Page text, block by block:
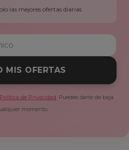
las mejores ofertas diarias
MIS OFERTAS
Política de Privacidad. Puedes darte de baja
momento.